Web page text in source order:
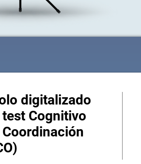
digitalizado
Cognitivo